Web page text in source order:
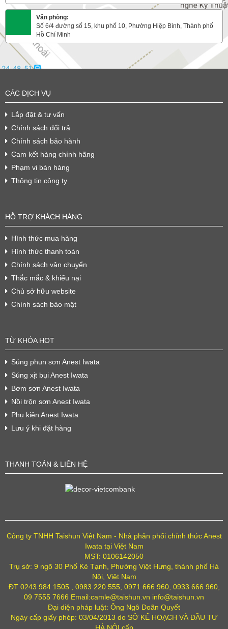
Văn phòng:
Số 6/4 đường số 15, khu phố 10, Phường Hiệp Bình, Thành phố
Hồ Chí Minh
CÁC DỊCH VỤ
Lắp đặt & tư vấn
Chính sách đổi trả
Chính sách bảo hành
Cam kết hàng chính hãng
Phạm vi bán hàng
Thông tin công ty
HỖ TRỢ KHÁCH HÀNG
Hình thức mua hàng
Hình thức thanh toán
Chính sách vận chuyển
Thắc mắc & khiếu nại
Chủ sở hữu website
Chính sách bảo mật
TỪ KHÓA HOT
Súng phun sơn Anest Iwata
Súng xịt bụi Anest Iwata
Bơm sơn Anest Iwata
Nồi trộn sơn Anest Iwata
Phụ kiện Anest Iwata
Lưu ý khi đặt hàng
THANH TOÁN & LIÊN HỆ
Công ty TNHH Taishun Việt Nam - Nhà phân phối chính thức Anest
Iwata tại Việt Nam
MST: 0106142050
Trụ sở: 9 ngõ 30 Phố Kẻ Tạnh, Phường Việt Hưng, thành phố Hà
Nội, Việt Nam
ĐT 0243 984 1505 , 0983 220 555, 0971 666 960, 0933 666 960,
09 7555 7666 Email:camle@taishun.vn info@taishun.vn
Đại diện pháp luật: Ông Ngô Doãn Quyết
Ngày cấp giấy phép: 03/04/2013 do SỞ KẾ HOẠCH VÀ ĐẦU TƯ